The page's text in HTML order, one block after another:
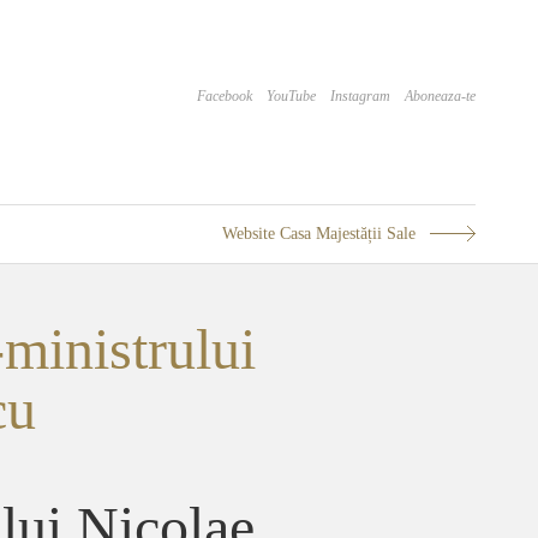
Facebook YouTube Instagram Aboneaza-te
Website Casa Majestății Sale